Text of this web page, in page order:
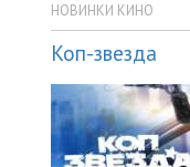
НОВИНКИ КИНО
Коп-звезда